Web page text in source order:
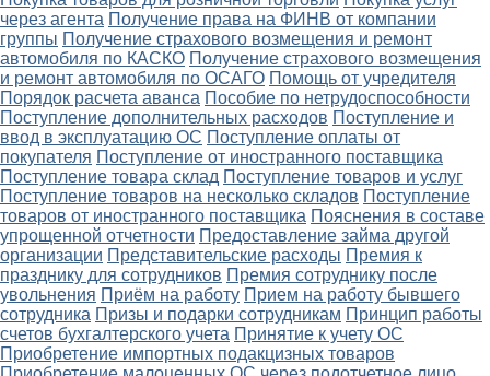
через агента Получение права на ФИНВ от компании
группы Получение страхового возмещения и ремонт
автомобиля по КАСКО Получение страхового возмещения
и ремонт автомобиля по ОСАГО Помощь от учредителя
Порядок расчета аванса Пособие по нетрудоспособности
Поступление дополнительных расходов Поступление и
ввод в эксплуатацию ОС Поступление оплаты от
покупателя Поступление от иностранного поставщика
Поступление товара склад Поступление товаров и услуг
Поступление товаров на несколько складов Поступление
товаров от иностранного поставщика Пояснения в составе
упрощенной отчетности Предоставление займа другой
организации Представительские расходы Премия к
празднику для сотрудников Премия сотруднику после
увольнения Приём на работу Прием на работу бывшего
сотрудника Призы и подарки сотрудникам Принцип работы
счетов бухгалтерского учета Принятие к учету ОС
Приобретение импортных подакцизных товаров